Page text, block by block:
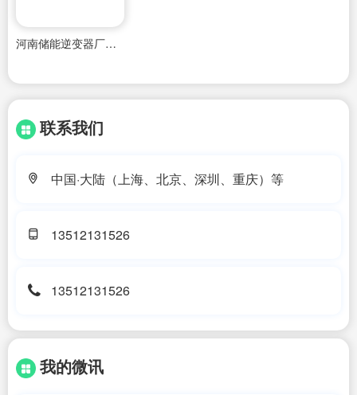
河南储能逆变器厂家在哪里啊
联系我们
中国·大陆（上海、北京、深圳、重庆）等
13512131526
13512131526
我的微讯